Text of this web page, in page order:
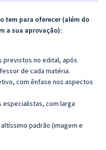
tem para oferecer (além do
a sua aprovação):
previstos no edital, após
de cada matéria.
com ênfase nos aspectos
com larga
padrão (imagem e